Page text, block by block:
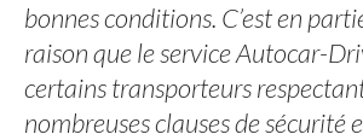
bonnes conditions. C’est en
raison que le service Autocar-
certains transporteurs
nombreuses clauses de sécurité